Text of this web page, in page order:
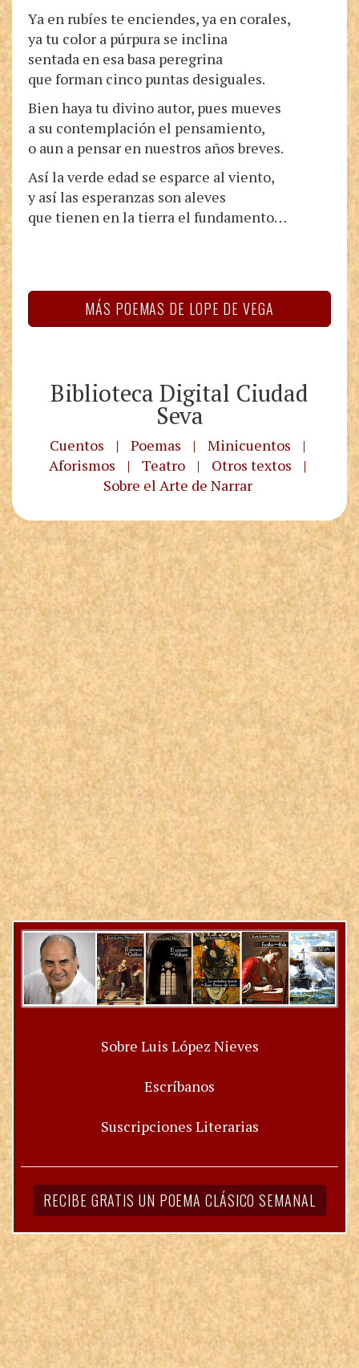
Ya en rubíes te enciendes, ya en corales,
ya tu color a púrpura se inclina
sentada en esa basa peregrina
que forman cinco puntas desiguales.
Bien haya tu divino autor, pues mueves
a su contemplación el pensamiento,
o aun a pensar en nuestros años breves.
Así la verde edad se esparce al viento,
y así las esperanzas son aleves
que tienen en la tierra el fundamento…
MÁS POEMAS DE LOPE DE VEGA
Biblioteca Digital Ciudad
Seva
Cuentos | Poemas | Minicuentos
|
Aforismos
| Teatro | Otros textos
|
Sobre el Arte de Narrar
Sobre Luis López Nieves
Escríbanos
Suscripciones Literarias
RECIBE GRATIS UN POEMA CLÁSICO SEMANAL